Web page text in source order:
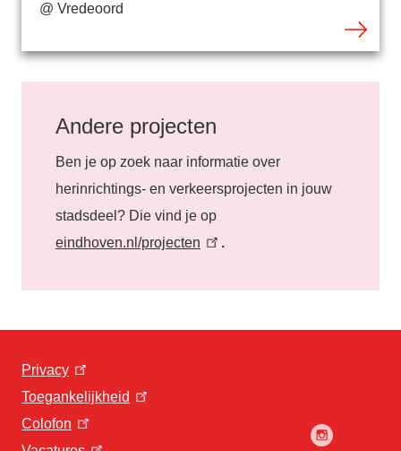
@ Vredeoord
Andere projecten
Ben je op zoek naar informatie over
herinrichtings- en verkeersprojecten in jouw
stadsdeel? Die vind je op
eindhoven.nl/projecten
.
Privacy
Toegankelijkheid
Colofon